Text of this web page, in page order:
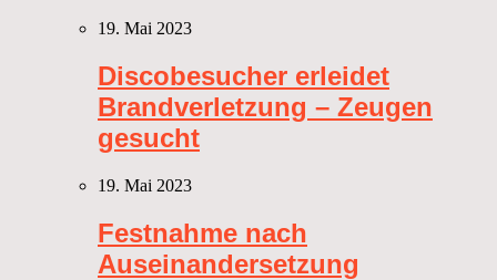
19. Mai 2023
Discobesucher erleidet
Brandverletzung – Zeugen
gesucht
19. Mai 2023
Festnahme nach
Auseinandersetzung